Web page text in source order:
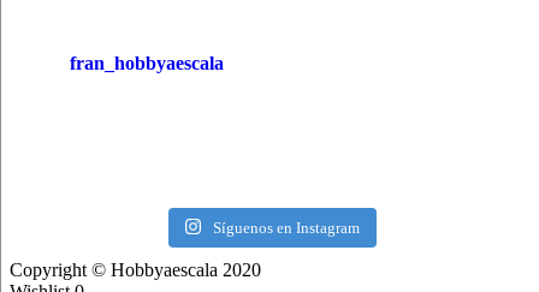
fran_hobbyaescala
Síguenos en Instagram
Copyright © Hobbyaescala 2020